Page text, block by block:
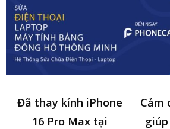
Đã thay kính iPhone
16 Pro Max tại
Cảm